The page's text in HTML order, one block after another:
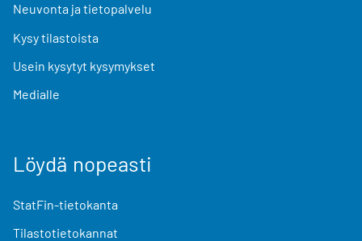
Neuvonta ja tietopalvelu
Kysy tilastoista
Usein kysytyt kysymykset
Medialle
Löydä nopeasti
StatFin-tietokanta
Tilastotietokannat